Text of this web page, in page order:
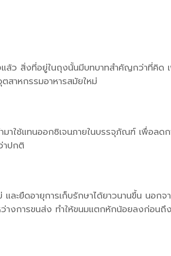
ล้ว สิ่งที่อยู่ในถุงนั้นมีบทบาทสำคัญกว่าที่คิด
สาหกรรมอาหารสมัยใหม่
าใช้แทนออกซิเจนภายในบรรจุภัณฑ์ เพื่อลด
าปกติ
ะยืดอายุการเก็บรักษาได้ยาวนานขึ้น นอก
างการขนส่ง ทำให้ขนมแตกหักน้อยลงก่อนถึ